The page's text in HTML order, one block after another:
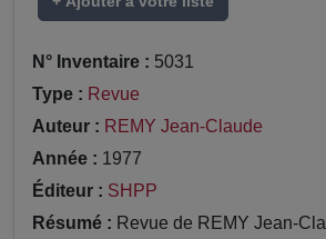
N° Inventaire : 5031
Type : Revue
Auteur : REMY Jean-Claude
Année : 1977
Éditeur : SHPP
Résumé : Revue de REMY Jean-